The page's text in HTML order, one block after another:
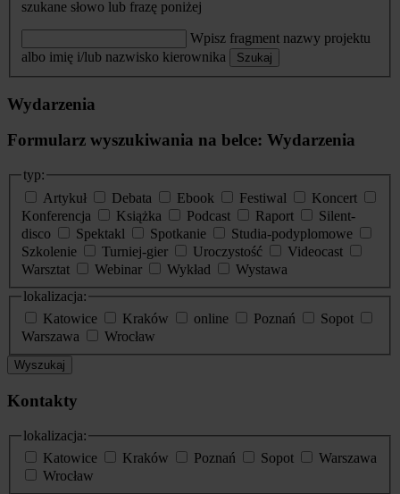
szukane słowo lub frazę poniżej
Wpisz fragment nazwy projektu
albo imię i/lub nazwisko kierownika
Szukaj
Wydarzenia
Formularz wyszukiwania na belce: Wydarzenia
typ:
Artykuł
Debata Ebook Festiwal
Koncert
Konferencja
Książka Podcast Raport
Silent-
disco
Spektakl Spotkanie
Studia-podyplomowe
Szkolenie
Turniej-gier Uroczystość
Videocast
Warsztat
Webinar Wykład
Wystawa
lokalizacja:
Katowice
Kraków online Poznań
Sopot
Warszawa
Wrocław
Wyszukaj
Kontakty
lokalizacja:
Katowice
Kraków Poznań Sopot
Warszawa
Wrocław